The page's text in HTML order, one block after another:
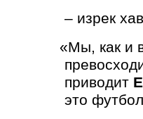
– изрек
«Мы, как и
приводит
это